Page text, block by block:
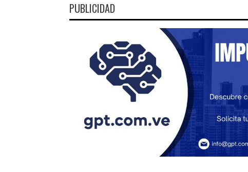
PUBLICIDAD